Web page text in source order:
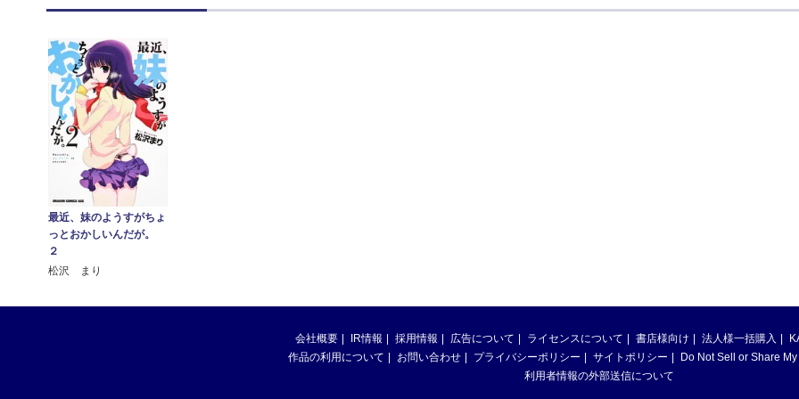
最近、妹のようすがちょ
っとおかしいんだが。
２
松沢 まり
会社概要 IR情報 採用情報 広告について ライセンスについて 書店様向け 法人様一括購入
作品の利用について
お問い合わせ プライバシーポリシー サイトポリシー
Do Not Sell or Share
利用者情報の外部送信について